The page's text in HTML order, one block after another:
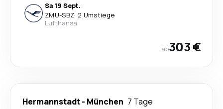
Sa 19 Sept.
ZMU-SBZ· 2 Umstiege
Lufthansa
ab303 €
Hermannstadt- München 7 Tage